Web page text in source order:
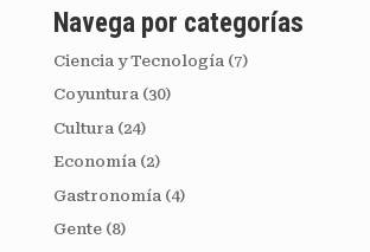
Navega por categorías
Ciencia y Tecnología (7)
Coyuntura(30)
Cultura (24)
Economía(2)
Gastronomía (4)
Gente(8)